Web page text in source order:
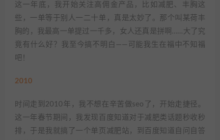
这一年底，我开始关注高佣金产品，比如减肥、丰胸这
些，一单等于别人一二十单，真是太妙了。那个叫某荷丰
胸的，我最高一单提过一千多，女人还真是拼啊……大了究
竟有什么好？我至今搞不明白——可能我生在福中不知福
吧！
2010
时间走到2010年，我不想在辛苦做seo了，开始走捷径。
这一年春节期间，我发现百度知道对于减肥类话题秒收秒
排，于是我就搞了一个单页减肥站，到百度知道自问自答